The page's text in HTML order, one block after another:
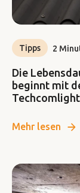
Tipps 2
Die
beginnt mit
Techcomlight
Mehr lesen